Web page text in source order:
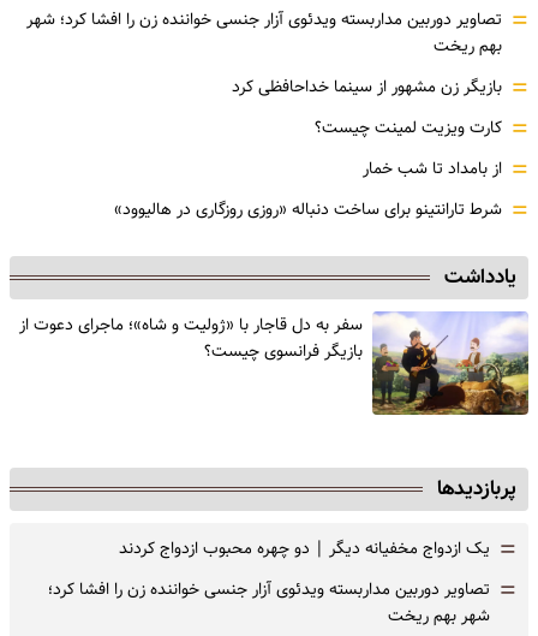
= تصاویر دوربین مداربسته ویدئوی آزار جنسی خواننده زن را افشا کرد؛ شهر
بهم ریخت
= بازیگر زن مشهور از سینما خداحافظی کرد
= کارت ویزیت لمینت چیست؟
= از بامداد تا شب خمار
= شرط تارانتینو برای ساخت دنباله «روزی روزگاری در هالیوود»
یادداشت
سفر به دل قاجار با «ژولیت و شاه»؛ ماجرای دعوت از
‌بازیگر فرانسوی چیست؟
پربازدیدها
= یک ازدواج مخفیانه دیگر | دو چهره محبوب ازدواج کردند
= تصاویر دوربین مداربسته ویدئوی آزار جنسی خواننده زن را افشا کرد؛
شهر بهم ریخت